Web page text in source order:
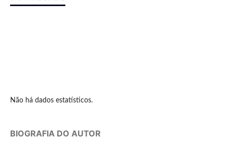
Não há dados estatísticos.
BIOGRAFIA DO AUTOR